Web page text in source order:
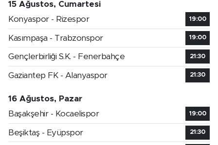
15 Ağustos, Cumartesi
Konyaspor - Rizespor
19:00
Kasımpaşa - Trabzonspor 19:00
Gençlerbirliği S.K. - Fenerbahçe 21:30
Gaziantep FK - Alanyaspor 21:30
16 Ağustos, Pazar
Başakşehir - Kocaelispor
19:00
Beşiktaş - Eyüpspor 21:30